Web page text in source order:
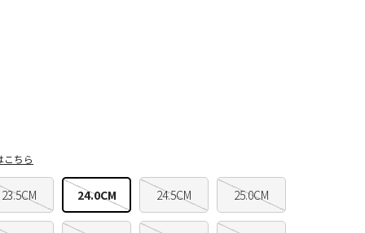
23.5CM 24.0CM 24.5CM 25.0CM
こちら